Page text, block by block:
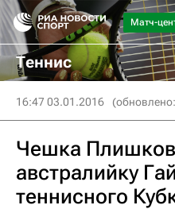
Матч-
Теннис
16:47 03.01.2016
Чешка
австралийку
теннисного